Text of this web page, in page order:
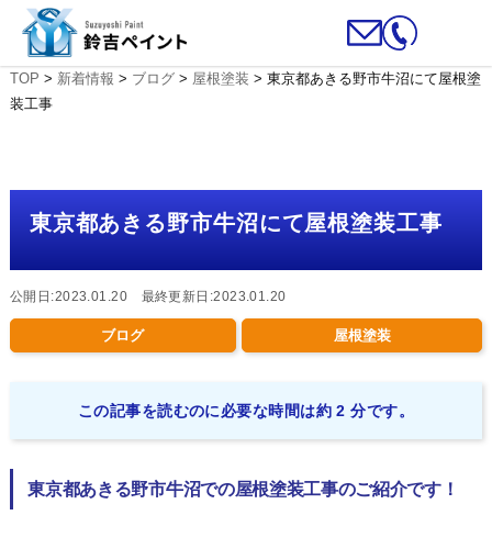
TOP > 新着情報 > ブログ> 屋根塗装 > 東京都あきる野市牛沼にて屋根塗
装工事
東京都あきる野市牛沼にて屋根塗装工事
公開日:2023.01.20 最終更新日:2023.01.20
ブログ 屋根塗装
この記事を読むのに必要な時間は約 2 分です。
東京都あきる野市牛沼での屋根塗装工事のご紹介です！